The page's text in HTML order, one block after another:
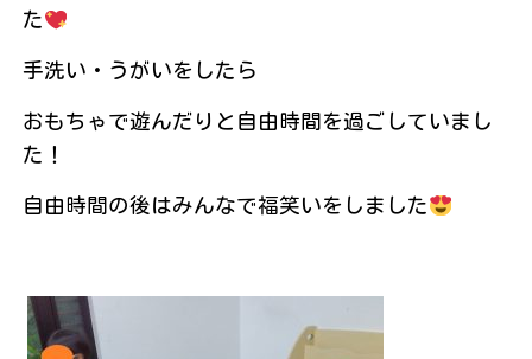
た
手洗い・うがいをしたら
おもちゃで遊んだりと自由時間を過ごしていまし
た！
自由時間の後はみんなで福笑いをしました